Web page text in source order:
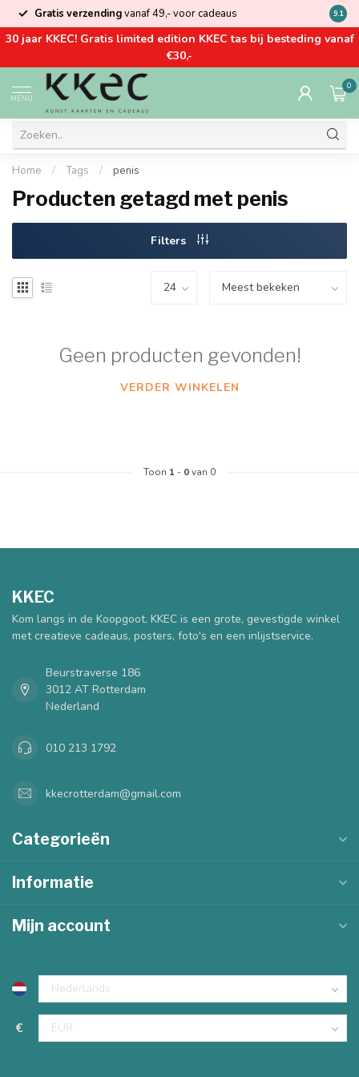
Gratis verzendingvanaf 49,- voor cadeaus Kom
9.1
30 jaar KKEC! Gratis limited edition KKEC tas bij besteding vanaf
€30,-
MENU
0
Home / Tags / penis
Producten getagd met penis
Filters
Geen producten gevonden!
VERDER WINKELEN
Toon 1 - 0van 0
KKEC
Kom langs in de Koopgoot. KKEC is een grote, gevestigde winkel
met creatieve cadeaus, posters, foto's en een inlijstservice.
Beurstraverse 186
3012 AT Rotterdam
Nederland
010 213 1792
kkecrotterdam@gmail.com
Categorieën
Informatie
Mijn account
€